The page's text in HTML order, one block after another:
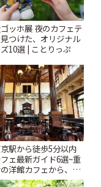
ゴッホ展 夜のカフェテ
つけた、オリジナル
10選 | ことりっぷ
駅から徒歩5分以内
ェ最新ガイド6選~重
洋館カフェから、改
トロ喫茶まで~ | こと